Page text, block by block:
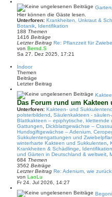
t
a
g
e
t
e
r
B
e
i
t
r
Hier können die Gäste lesen.
Unterforen: Krankheiten, Unkraut &
Botanik
Identifikation
188 Themen
1416 Beiträge
Letzter Beitrag Re: Pflanzzeit für
von Bernd.SN
e
r
B
e
i
t
r
a
g
Sa 27. Dez 2025, 17:21
Indoor
Themen
Beiträge
Letzter Beitrag
Das Forum rund um Kakteen
Unterforen: Kakteen- und
polsterbildend
Säulenkakteen -
Blattkakteen – epiphytische, kletternde
Gattungen
Dickblattgewächse –
Hundsgiftgewächse – Adenium,
Sukkulentengattungen und
winterharte Kakteen und Sukkulenten
Krankheiten & Schädlinge
Identifikation
und Gärten in Deutschland & weltweit
684 Themen
3562 Beiträge
Letzter Beitrag Re: Adenium, wie
von LaoLu
e
e
Fr 24. Jul 2026, 14:27